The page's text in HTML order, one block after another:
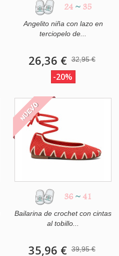
24 ~ 35
Angelito niña con lazo en
terciopelo de...
26,36 € 32,95 €
-20%
NUEVO
36 ~ 41
Bailarina de crochet con cintas
al tobillo...
35,96 € 39,95 €